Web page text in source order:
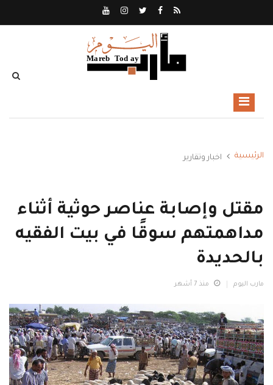
الرئيسية اخبار وتقارير
مقتل وإصابة عناصر حوثية أثناء
مداهمتهم سوقًا في بيت الفقيه
بالحديدة
مارب اليوم منذ 7 أشهر